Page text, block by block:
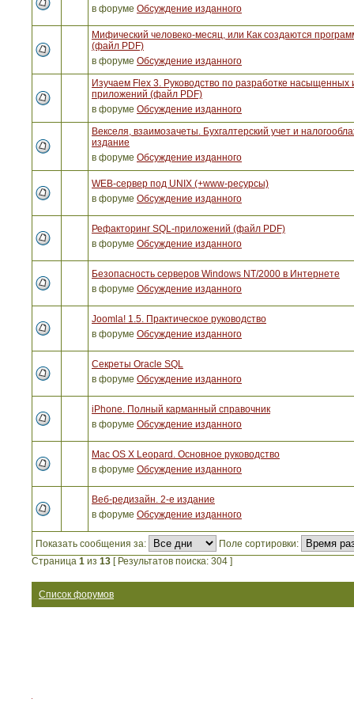
в форуме Обсуждение изданного
Мифический человеко-месяц, или Как создаются
(файл PDF)
в форуме Обсуждение изданного
Изучаем Flex 3. Руководство по разработке насыщенных
приложений (файл PDF)
в форуме Обсуждение изданного
Векселя, взаимозачеты. Бухгалтерский учет и
издание
в форуме Обсуждение изданного
WEB-сервер под UNIX (+www-ресурсы)
в форуме Обсуждение изданного
Рефакторинг SQL-приложений (файл PDF)
в форуме Обсуждение изданного
Безопасность серверов Windows NT/2000 в Интернете
в форуме Обсуждение изданного
Joomla! 1.5. Практическое руководство
в форуме Обсуждение изданного
Секреты Oracle SQL
в форуме Обсуждение изданного
iPhone. Полный карманный справочник
в форуме Обсуждение изданного
Mac OS X Leopard. Основное руководство
в форуме Обсуждение изданного
Веб-редизайн. 2-е издание
в форуме Обсуждение изданного
Показать сообщения за:
Поле сортировки:
Страница 1 из 13 [ Результатов поиска: 304 ]
Список форумов